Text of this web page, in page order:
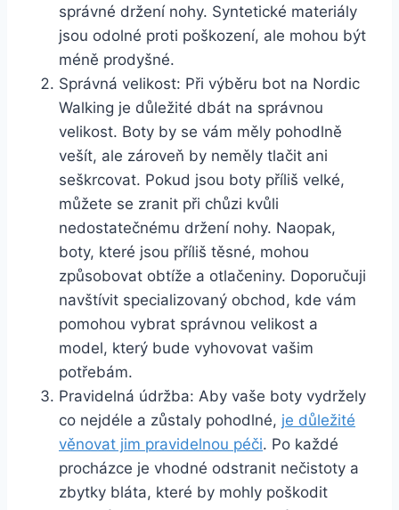
správné držení nohy. Syntetické materiály
jsou odolné proti poškození, ale mohou být
méně prodyšné.
Správná velikost: Při výběru bot na Nordic
Walking⁤ je důležité dbát ⁢na správnou
velikost. Boty by se vám měly pohodlně
vešít, ale‍ zároveň by neměly tlačit ani⁢
seškrcovat. Pokud jsou boty‍ příliš velké,
můžete⁣ se zranit při chůzi kvůli
nedostatečnému držení nohy. Naopak,
boty, které jsou příliš těsné, mohou
způsobovat obtíže a otlačeniny. Doporučuji
navštívit ‌specializovaný obchod, kde vám
pomohou vybrat správnou velikost a
model, který bude vyhovovat vašim
potřebám.
Pravidelná údržba: Aby vaše ‍boty vydržely⁣
co ⁣nejdéle a zůstaly pohodlné, je důležité
věnovat ⁣jim pravidelnou péči.‌ Po každé
procházce ‍je vhodné odstranit nečistoty a
‍zbytky bláta, které ‌by mohly poškodit​